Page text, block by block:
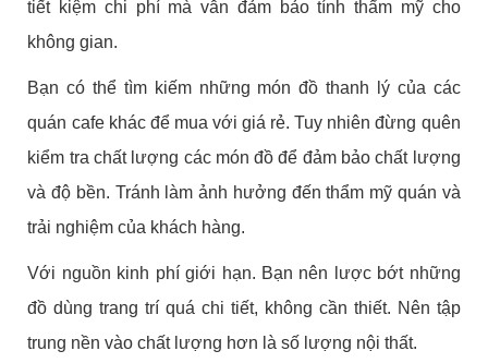
tiết kiệm chi phí mà vẫn đảm bảo tính thẩm mỹ cho
không gian.
Bạn có thể tìm kiếm những món đồ thanh lý của các
quán cafe khác để mua với giá rẻ. Tuy nhiên đừng quên
kiểm tra chất lượng các món đồ để đảm bảo chất lượng
và độ bền. Tránh làm ảnh hưởng đến thẩm mỹ quán và
trải nghiệm của khách hàng.
Với nguồn kinh phí giới hạn. Bạn nên lược bớt những
đồ dùng trang trí quá chi tiết, không cần thiết. Nên tập
trung nền vào chất lượng hơn là số lượng nội thất.